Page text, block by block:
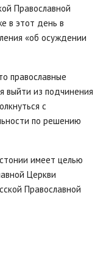
Православной
в этот день в
«об осуждении
православные
выйти из подчинения
с
по решению
имеет целью
Церкви
Православной